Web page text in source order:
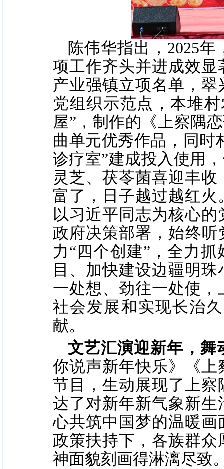
陈伟华指出，2025
项工作齐头并进成效显
产业强镇立项名单，
党组织示范点，本堆
屋”，制作的《上察隅
曲单元优秀作品，同时
诊疗室”建成投入使用
灵芝、茯苓菌喜迎丰
富了，日子越过越红
以习近平同志为核心
政府决策部署，始终
力“四个创建”，全力
目、加快建设边疆明
一处想、劲往一处使
社会发展和实现长治
献。
文艺汇演迎新年，舞
你说声新年快乐》《
节目，生动展现了上
达了对新年新气象新
心共筑中国梦的温暖
政策扶持下，各族群
神面貌刻画得淋漓尽致